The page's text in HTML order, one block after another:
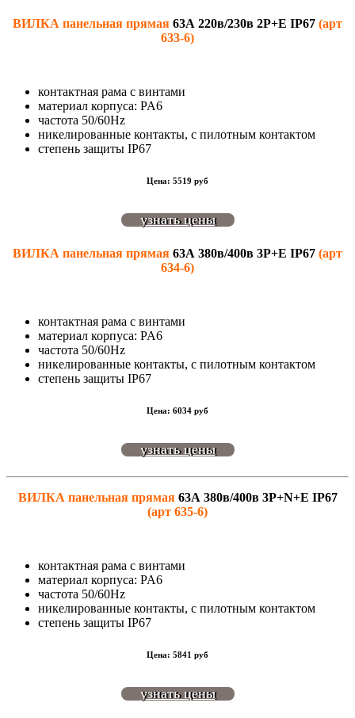
ВИЛКА панельная прямая 63А 220в/230в 2P+E IP67 (арт
633-6)
контактная рама с винтами
материал корпуса: PA6
частота 50/60Hz
никелированные контакты, с пилотным контактом
степень защиты IP67
Цена: 5519 руб
узнать цены
ВИЛКА панельная прямая 63А 380в/400в 3P+E IP67 (арт
634-6)
контактная рама с винтами
материал корпуса: PA6
частота 50/60Hz
никелированные контакты, с пилотным контактом
степень защиты IP67
Цена: 6034 руб
узнать цены
ВИЛКА панельная прямая 63А 380в/400в 3P+N+E IP67
(арт 635-6)
контактная рама с винтами
материал корпуса: PA6
частота 50/60Hz
никелированные контакты, с пилотным контактом
степень защиты IP67
Цена: 5841 руб
узнать цены